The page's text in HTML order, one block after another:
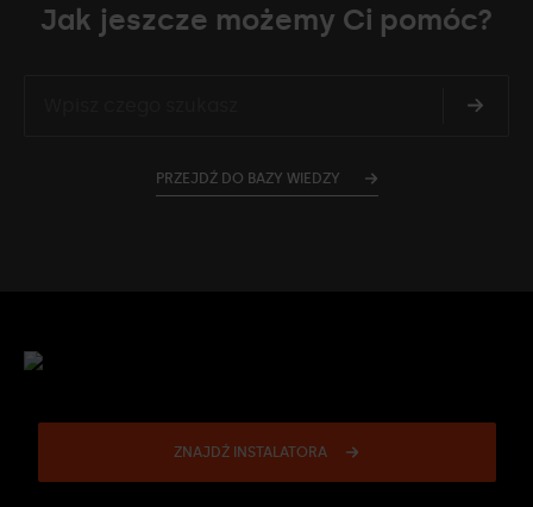
Jak jeszcze możemy Ci pomóc?
PRZEJDŹ DO BAZY WIEDZY
ZNAJDŹ INSTALATORA